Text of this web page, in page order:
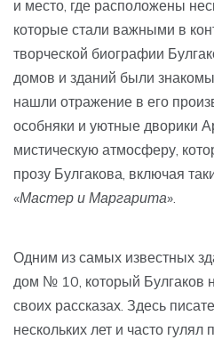
и место, где расположены
которые стали важными в
творческой биографии
домов и зданий были
нашли отражение в его
особняки и уютные дворики
мистическую атмосферу,
прозу Булгакова, включая
«Мастер и Маргарита».
Одним из самых известных
дом № 10, который Булгаков
своих рассказах. Здесь
нескольких лет и часто